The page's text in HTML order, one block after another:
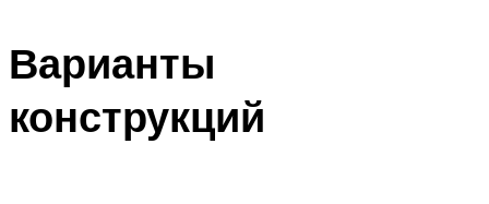
Варианты
конструкций